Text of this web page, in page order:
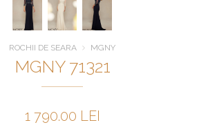
ROCHII DE SEARA MGNY
MGNY 71321
1 790.00 LEI